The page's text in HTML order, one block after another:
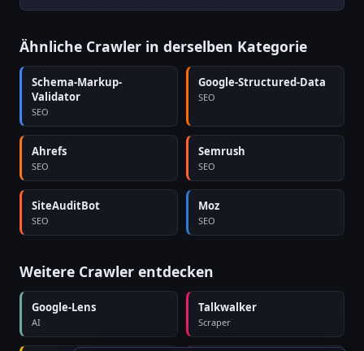
Ähnliche Crawler in derselben Kategorie
Schema-Markup-
Validator
SEO
Google-Structured-Data
SEO
Ahrefs
SEO
Semrush
SEO
SiteAuditBot
SEO
Moz
SEO
Weitere Crawler entdecken
Google-Lens
AI
Talkwalker
Scraper